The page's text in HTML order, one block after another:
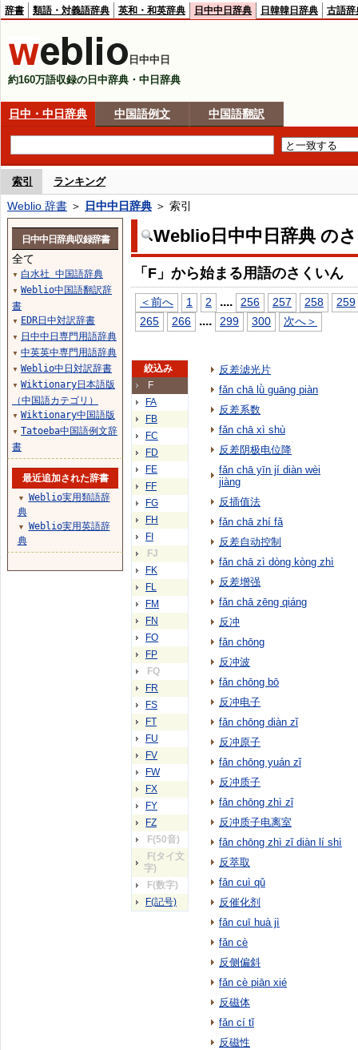
辞書 類語・対義語辞典 英和・和英辞典 日中中日辞典 日韓韓日辞典 古語辞
日中中日
約160万語収録の日中辞典・中日辞典
日中・中日辞典 中国語例文 中国語翻訳
索引 ランキング
Weblio 辞書 ＞ 日中中日辞典 ＞ 索引
Weblio日中中日辞典 の
「F」から始まる用語のさくいん
＜前へ 1 2 .... 256 257 258
259
265
266 .... 299 300 次へ＞
絞込み
F
FA
FB
FC
FD
FE
FF
FG
FH
FI
FJ
FK
FL
FM
FN
FO
FP
FQ
FR
FS
FT
FU
FV
FW
FX
FY
FZ
F(50音)
F(タイ文
字)
F(数字)
F(記号)
反差滤光片
fǎn chā lǜ guāng piàn
反差系数
fǎn chā xì shù
反差阴极电位降
fǎn chā yīn jí diàn wèi
jiàng
反插值法
fǎn chā zhí fǎ
反差自动控制
fǎn chā zì dòng kòng zhì
反差增强
fǎn chā zēng qiáng
反冲
fǎn chōng
反冲波
fǎn chōng bō
反冲电子
fǎn chōng diàn zǐ
反冲原子
fǎn chōng yuán zǐ
反冲质子
fǎn chōng zhì zǐ
反冲质子电离室
fǎn chōng zhì zǐ diàn lí shì
反萃取
fǎn cuì qǔ
反催化剂
fǎn cuī huà jì
fǎn cè
反侧偏斜
fǎn cè piān xié
反磁体
fǎn cí tǐ
反磁性
日中中日辞典収録辞書
全て
▼ 白水社 中国語辞典
▼ Weblio中国語翻訳辞
書
▼ EDR日中対訳辞書
▼ 日中中日専門用語辞典
▼ 中英英中専門用語辞典
▼ Weblio中日対訳辞書
▼ Wiktionary日本語版
（中国語カテゴリ）
▼ Wiktionary中国語版
▼ Tatoeba中国語例文辞
書
最近追加された辞書
▼
Weblio実用類語辞
典
▼
Weblio実用英語辞
典